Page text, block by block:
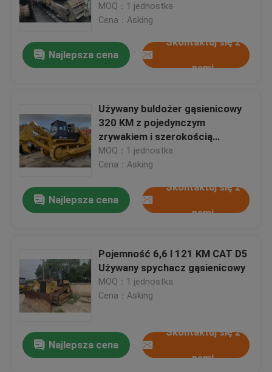
MOQ：1 jednostka
Cena：Asking
Najlepsza cena
Skontaktuj się z
nami
Używany buldożer gąsienicowy
320 KM z pojedynczym
zrywakiem i szerokością
gąsienic 560 mm
MOQ：1 jednostka
Cena：Asking
Najlepsza cena
Skontaktuj się z
nami
Pojemność 6,6 l 121 KM CAT D5
Używany spychacz gąsienicowy
MOQ：1 jednostka
Cena：Asking
Najlepsza cena
Skontaktuj się z
nami